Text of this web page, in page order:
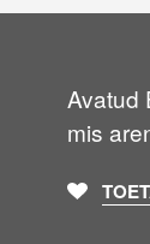
Avatud
mis